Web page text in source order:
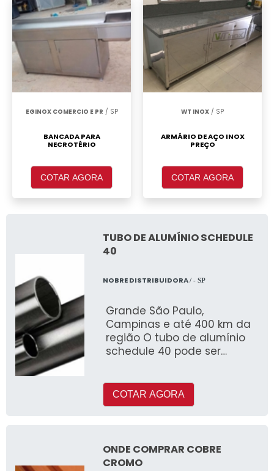
EGINOX COMERCIO E PR / SP
BANCADA PARA
NECROTÉRIO
COTAR AGORA
WT INOX / SP
ARMÁRIO DE AÇO INOX
PREÇO
COTAR AGORA
TUBO DE ALUMÍNIO SCHEDULE
40
NOBRE DISTRIBUIDORA/ - SP
Grande São Paulo,
Campinas e até 400 km da
região O tubo de alumínio
schedule 40 pode ser
COTAR AGORA
ONDE COMPRAR COBRE
CROMO